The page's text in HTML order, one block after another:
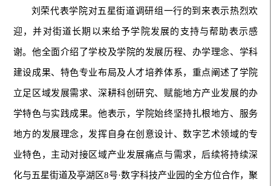
刘荣代表学院对五星街道调研组一行的到来表示热烈欢
迎，并对街道长期以来给予学院发展的支持与帮助表示感
谢。他全面介绍了学校及学院的发展历程、办学理念、学科
建设成果、特色专业布局及人才培养体系，重点阐述了学院
立足区域发展需求、深耕科创研究、赋能地方产业发展的办
学特色与实践成果。他表示，学院始终坚持扎根地方、服务
地方的发展理念，发挥自身在创意设计、数字艺术领域的专
业特色，主动对接区域产业发展痛点与需求，后续将持续深
化与五星街道及亭湖区8号·数字科技产业园的全方位合作，聚